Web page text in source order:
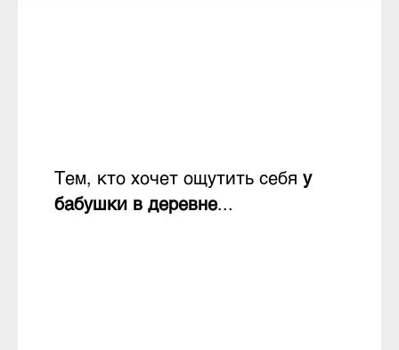
Тем, кто хочет ощутить себя у
бабушки в деревне...